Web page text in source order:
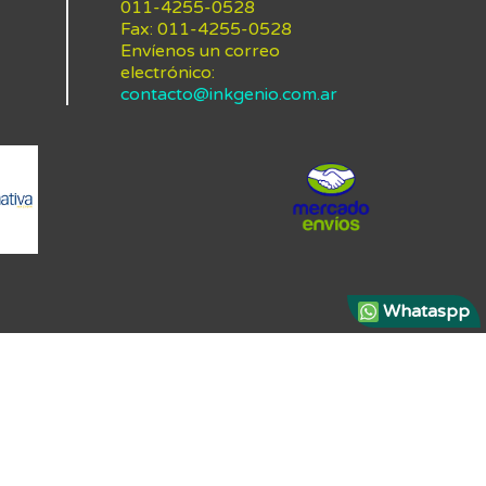
011-4255-0528
Fax: 011-4255-0528
Envíenos un correo
electrónico:
contacto@inkgenio.com.ar
Whataspp